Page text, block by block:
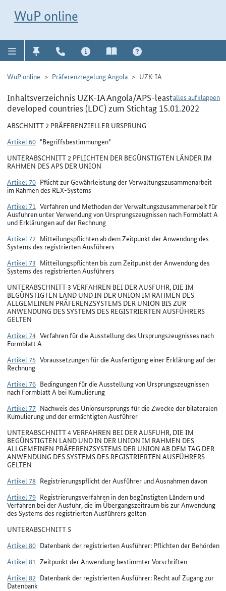
WuP online
WuP online Präferenzregelung Angola UZK-IA
alles aufklappen
Inhaltsverzeichnis UZK-IA Angola/APS-least
developed countries (LDC) zum Stichtag 15.01.2022
ABSCHNITT 2 PRÄFERENZIELLER URSPRUNG
Artikel 60 "Begriffsbestimmungen"
UNTERABSCHNITT 2 PFLICHTEN DER BEGÜNSTIGTEN LÄNDER IM
RAHMEN DES APS DER UNION
Artikel 70 Pflicht zur Gewährleistung der Verwaltungszusammenarbeit
im Rahmen des REX-Systems
Artikel 71 Verfahren und Methoden der Verwaltungszusammenarbeit für
Ausfuhren unter Verwendung von Ursprungszeugnissen nach Formblatt A
und Erklärungen auf der Rechnung
Artikel 72 Mitteilungspflichten ab dem Zeitpunkt der Anwendung des
Systems des registrierten Ausführers
Artikel 73 Mitteilungspflichten bis zum Zeitpunkt der Anwendung des
Systems des registrierten Ausführers
UNTERABSCHNITT 3 VERFAHREN BEI DER AUSFUHR, DIE IM
BEGÜNSTIGTEN LAND UND IN DER UNION IM RAHMEN DES
ALLGEMEINEN PRÄFERENZSYSTEMS DER UNION BIS ZUR
ANWENDUNG DES SYSTEMS DES REGISTRIERTEN AUSFÜHRERS
GELTEN
Artikel 74 Verfahren für die Ausstellung des Ursprungszeugnisses nach
Formblatt A
Artikel 75 Voraussetzungen für die Ausfertigung einer Erklärung auf der
Rechnung
Artikel 76 Bedingungen für die Ausstellung von Ursprungszeugnissen
nach Formblatt A bei Kumulierung
Artikel 77 Nachweis des Unionsursprungs für die Zwecke der bilateralen
Kumulierung und der ermächtigten Ausführer
UNTERABSCHNITT 4 VERFAHREN BEI DER AUSFUHR, DIE IM
BEGÜNSTIGTEN LAND UND IN DER UNION IM RAHMEN DES
ALLGEMEINEN PRÄFERENZSYSTEMS DER UNION AB DEM TAG DER
ANWENDUNG DES SYSTEMS DES REGISTRIERTEN AUSFÜHRERS
GELTEN
Artikel 78 Registrierungspflicht der Ausführer und Ausnahmen davon
Artikel 79 Registrierungsverfahren in den begünstigten Ländern und
Verfahren bei der Ausfuhr, die im Übergangszeitraum bis zur Anwendung
des Systems des registrierten Ausführers gelten
UNTERABSCHNITT 5
Artikel 80 Datenbank der registrierten Ausführer: Pflichten der Behörden
Artikel 81 Zeitpunkt der Anwendung bestimmter Vorschriften
Artikel 82 Datenbank der registrierten Ausführer: Recht auf Zugang zur
Datenbank